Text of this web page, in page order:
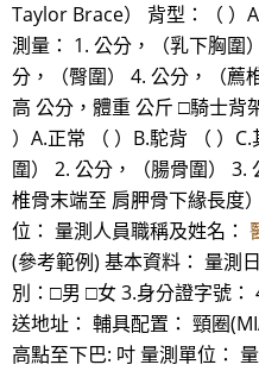
Taylor Brace） 背型：（ ）
測量： 1. 公分，（乳下胸圍
分，（臀圍） 4. 公分，（薦
高 公分，體重 公斤 □騎士
）A.正常 （ ）B.駝背 （ ）
圍） 2. 公分，（腸骨圍） 3.
椎骨末端至 肩胛骨下緣長度
位： 量測人員職稱及姓名：
(參考範例) 基本資料： 量測
別：□男 □女 3.身分證字號：
送地址： 輔具配置： 頸圈
高點至下巴: 吋 量測單位：